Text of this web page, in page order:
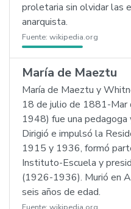
proletaria sin olvidar las
anarquista.
Fuente: wikipedia.org
María de Maeztu
María de Maeztu y
18 de julio de 1881-Mar
1948) fue una pedagoga
Dirigió e impulsó la
1915 y 1936, formó
Instituto-Escuela y
(1926-1936). Murió en
seis años de edad.